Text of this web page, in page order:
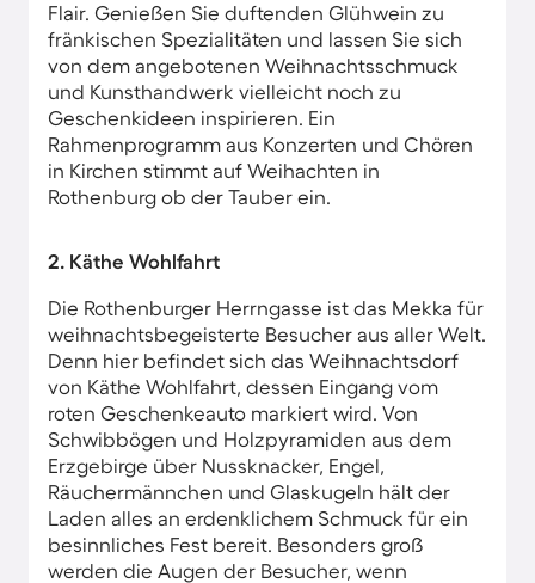
Flair. Genießen Sie duftenden Glühwein zu
fränkischen Spezialitäten und lassen Sie sich
von dem angebotenen Weihnachtsschmuck
und Kunsthandwerk vielleicht noch zu
Geschenkideen inspirieren. Ein
Rahmenprogramm aus Konzerten und Chören
in Kirchen stimmt auf Weihachten in
Rothenburg ob der Tauber ein.
2. Käthe Wohlfahrt
Die Rothenburger Herrngasse ist das Mekka für
weihnachtsbegeisterte Besucher aus aller Welt.
Denn hier befindet sich das Weihnachtsdorf
von Käthe Wohlfahrt, dessen Eingang vom
roten Geschenkeauto markiert wird. Von
Schwibbögen und Holzpyramiden aus dem
Erzgebirge über Nussknacker, Engel,
Räuchermännchen und Glaskugeln hält der
Laden alles an erdenklichem Schmuck für ein
besinnliches Fest bereit. Besonders groß
werden die Augen der Besucher, wenn